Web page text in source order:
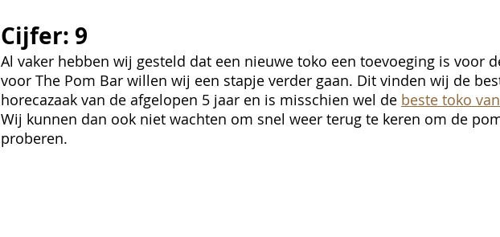
Cijfer: 9
Al vaker hebben wij gesteld dat een nieuwe toko een toevoeging is voor
voor The Pom Bar willen wij een stapje verder gaan. Dit vinden wij de
horecazaak van de afgelopen 5 jaar en is misschien wel de beste toko
Wij kunnen dan ook niet wachten om snel weer terug te keren om de
proberen.